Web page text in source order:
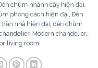
chùm nhánh cây hiện đại
phong cách hiện đại Đèn
nhà hiện đại đèn chùm
, Modern chandelier,
living room